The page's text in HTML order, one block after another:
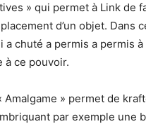
» qui permet à Link de
d’un objet. Dans
a chuté a permis a permis
à ce pouvoir.
Amalgame » permet de
par exemple une